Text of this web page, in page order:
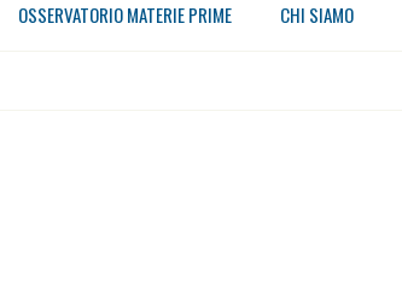
CHI SIAMO
OSSERVATORIO MATERIE PRIME